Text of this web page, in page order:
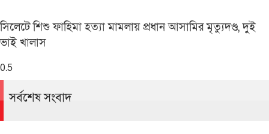
সিলেটে শিশু ফাহিমা হত্যা মামলায় প্রধান আসামির মৃত্যুদণ্ড, দুই
ভাই খালাস
সর্বশেষ সংবাদ